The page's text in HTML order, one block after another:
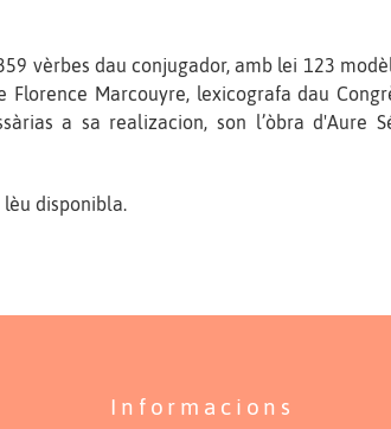
vèrbes dau conjugador, amb lei 123
Marcouyre, lexicografa dau
a sa realizacion, son l’òbra d'Aure
disponibla.
Informacions